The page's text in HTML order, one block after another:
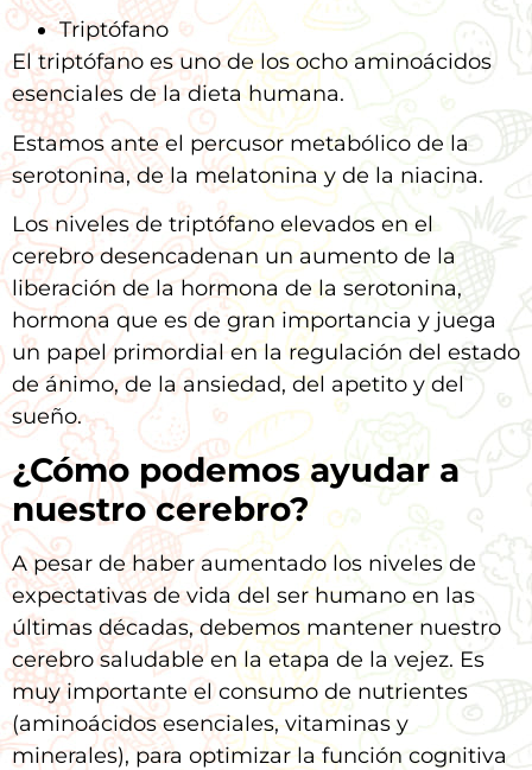
Triptófano
El triptófano es uno de los ocho aminoácidos
esenciales de la dieta humana.
Estamos ante el percusor metabólico de la
serotonina, de la melatonina y de la niacina.
Los niveles de triptófano elevados en el
cerebro desencadenan un aumento de la
liberación de la hormona de la serotonina,
hormona que es de gran importancia y juega
un papel primordial en la regulación del estado
de ánimo, de la ansiedad, del apetito y del
sueño.
¿Cómo podemos ayudar a
nuestro cerebro?
A pesar de haber aumentado los niveles de
expectativas de vida del ser humano en las
últimas décadas, debemos mantener nuestro
cerebro saludable en la etapa de la vejez. Es
muy importante el consumo de nutrientes
(aminoácidos esenciales, vitaminas y
minerales), para optimizar la función cognitiva